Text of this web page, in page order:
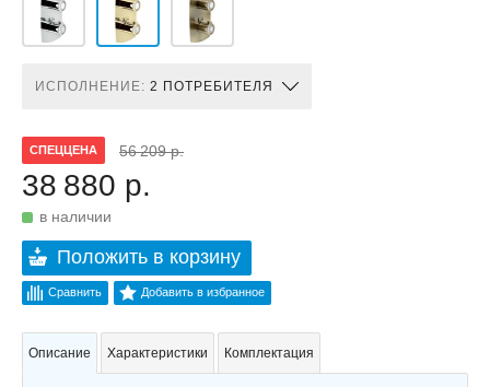
ИСПОЛНЕНИЕ: 2 ПОТРЕБИТЕЛЯ
СПЕЦЦЕНА 56 209 р.
38 880 р.
в наличии
Положить в корзину
Сравнить Добавить в избранное
Описание Характеристики Комплектация